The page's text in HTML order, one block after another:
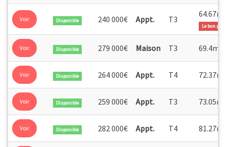
Google Maps
Voir Disponible 240 000€ Appt. T3
64.67m
Le bon plan
Voir Disponible 279 000€ Maison T3 69.4m
Voir Disponible 264 000€ Appt. T4 72.37m
Voir Disponible 259 000€ Appt. T3 73.05m
Voir Disponible 282 000€ Appt. T4 81.27m